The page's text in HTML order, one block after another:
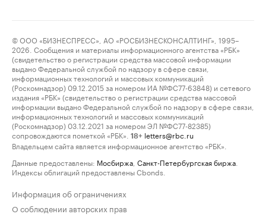
© ООО «БИЗНЕСПРЕСС», АО «РОСБИЗНЕСКОНСАЛТИНГ», 1995–
2026. Сообщения и материалы информационного агентства «РБК»
(свидетельство о регистрации средства массовой информации
выдано Федеральной службой по надзору в сфере связи,
информационных технологий и массовых коммуникаций
(Роскомнадзор) 09.12.2015 за номером ИА №ФС77-63848) и сетевого
издания «РБК» (свидетельство о регистрации средства массовой
информации выдано Федеральной службой по надзору в сфере связи,
информационных технологий и массовых коммуникаций
(Роскомнадзор) 03.12.2021 за номером ЭЛ №ФС77-82385)
сопровождаются пометкой «РБК».
18+ letters@rbc.ru
Владельцем сайта является информационное агентство «РБК».
Данные предоставлены: Мосбиржа Санкт-Петербургская биржа
Индексы облигаций предоставлены Cbonds.
Информация об ограничениях
О соблюдении авторских прав